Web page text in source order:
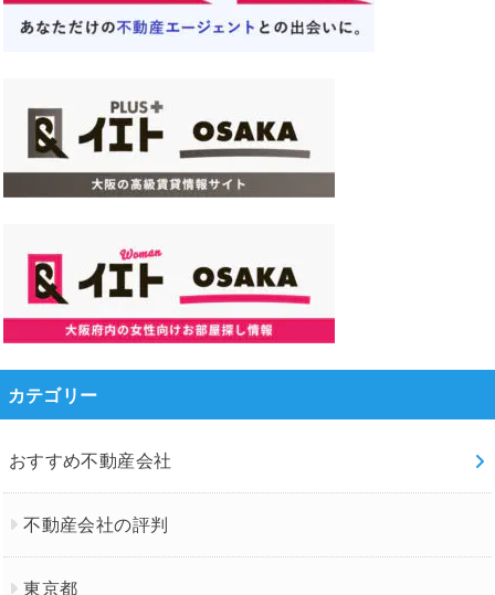
カテゴリー
おすすめ不動産会社
不動産会社の評判
東京都